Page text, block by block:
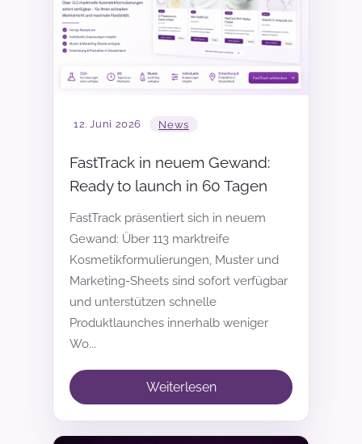
FastTrack in neuem Gewand:
Ready to launch in 60 Tagen
12. Juni 2026 News
FastTrack präsentiert sich in neuem
Gewand: Über 113 marktreife
Kosmetikformulierungen, Muster und
Marketing-Sheets sind sofort verfügbar
und unterstützen schnelle
Produktlaunches innerhalb weniger
Wo...
Weiterlesen